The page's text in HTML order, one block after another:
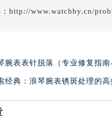
http://www.watchby.cn/
腕表表针脱落（专业修复指南
经典：浪琴腕表锈斑处理的高